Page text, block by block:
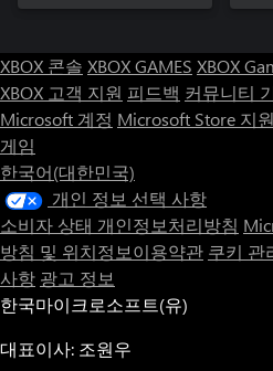
XBOX 콘솔 XBOX GAMES XBOX
XBOX 고객 지원 피드백 커뮤니티
Microsoft 계정 Microsoft Store 지원
게임
한국어(대한민국)
개인 정보 선택 사항
소비자 상태 개인정보처리방침
방침 및 위치정보이용약관 쿠키 관
사항 광고 정보
한국마이크로소프트(유)
대표이사: 조원우